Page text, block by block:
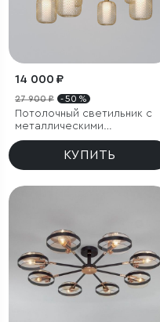
14 000 ₽
27 900 ₽ - 50 %
Потолочный светильник с
металлическими
абажурами и стеклянными
плафонамиКУПИТЬ